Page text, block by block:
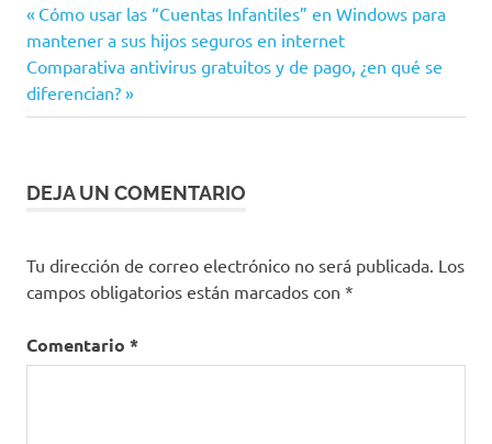
Navegación
de
entradas
Entrada
anterior:
Cómo usar las “Cuentas Infantiles” en Windows para
mantener a sus hijos seguros en internet
Siguiente
entrada:
Comparativa antivirus gratuitos y de pago, ¿en qué se
diferencian?
DEJA UN COMENTARIO
Tu dirección de correo electrónico no será publicada. Los
campos obligatorios están marcados con *
Comentario *